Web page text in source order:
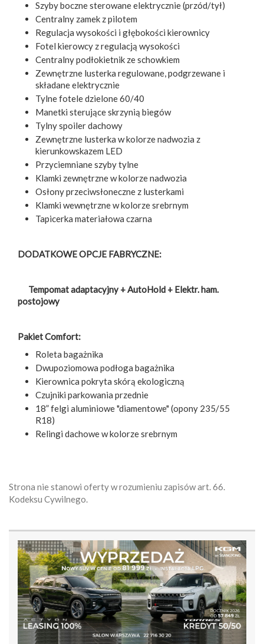
Szyby boczne sterowane elektrycznie (przód/tył)
Centralny zamek z pilotem
Regulacja wysokości i głębokości kierownicy
Fotel kierowcy z regulacją wysokości
Centralny podłokietnik ze schowkiem
Zewnętrzne lusterka regulowane, podgrzewane i
składane elektrycznie
Tylne fotele dzielone 60/40
Manetki sterujące skrzynią biegów
Tylny spoiler dachowy
Zewnętrzne lusterka w kolorze nadwozia z
kierunkowskazem LED
Przyciemniane szyby tylne
Klamki zewnętrzne w kolorze nadwozia
Osłony przeciwsłoneczne z lusterkami
Klamki wewnętrzne w kolorze srebrnym
Tapicerka materiałowa czarna
DODATKOWE OPCJE FABRYCZNE:
Tempomat adaptacyjny + AutoHold + Elektr. ham.
postojowy
Pakiet Comfort:
Roleta bagażnika
Dwupoziomowa podłoga bagażnika
Kierownica pokryta skórą ekologiczną
Czujniki parkowania przednie
18” felgi aluminiowe "diamentowe" (opony 235/55
R18)
Relingi dachowe w kolorze srebrnym
Strona nie stanowi oferty w rozumieniu zapisów art. 66.
Kodeksu Cywilnego.